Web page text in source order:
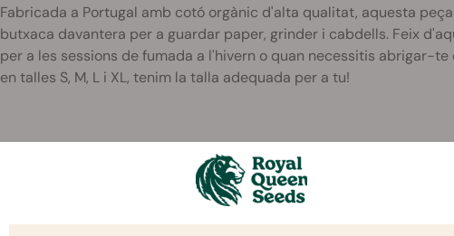
Fabricada a Portugal amb cotó orgànic d'alta qualitat, aquesta
butxaca davantera per a guardar paper, grinder i cabdells. Feix
per a les sessions de fumada a l'hivern o quan necessitis abrigar-
en talles S, M, L i XL, tenim la talla adequada per a tu!